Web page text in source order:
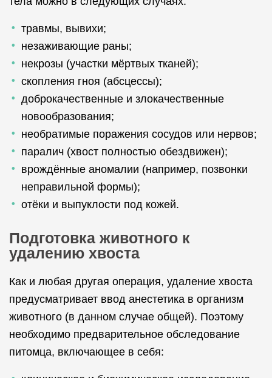
травмы, вывихи;
незаживающие раны;
некрозы (участки мёртвых тканей);
скопления гноя (абсцессы);
доброкачественные и злокачественные
новообразования;
необратимые поражения сосудов или нервов;
паралич (хвост полностью обездвижен);
врождённые аномалии (например, позвонки
неправильной формы);
отёки и выпуклости под кожей.
Подготовка животного к
удалению хвоста
Как и любая другая операция, удаление хвоста
предусматривает ввод анестетика в организм
животного (в данном случае общей). Поэтому
необходимо предварительное обследование
питомца, включающее в себя: